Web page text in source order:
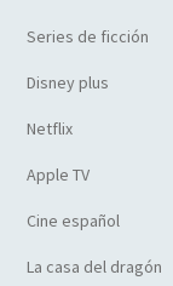
Series de ficción
Disney plus
Netflix
Apple TV
Cine español
La casa del dragón